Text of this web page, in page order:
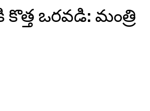
కొత్త ఒరవడి: మంత్రి